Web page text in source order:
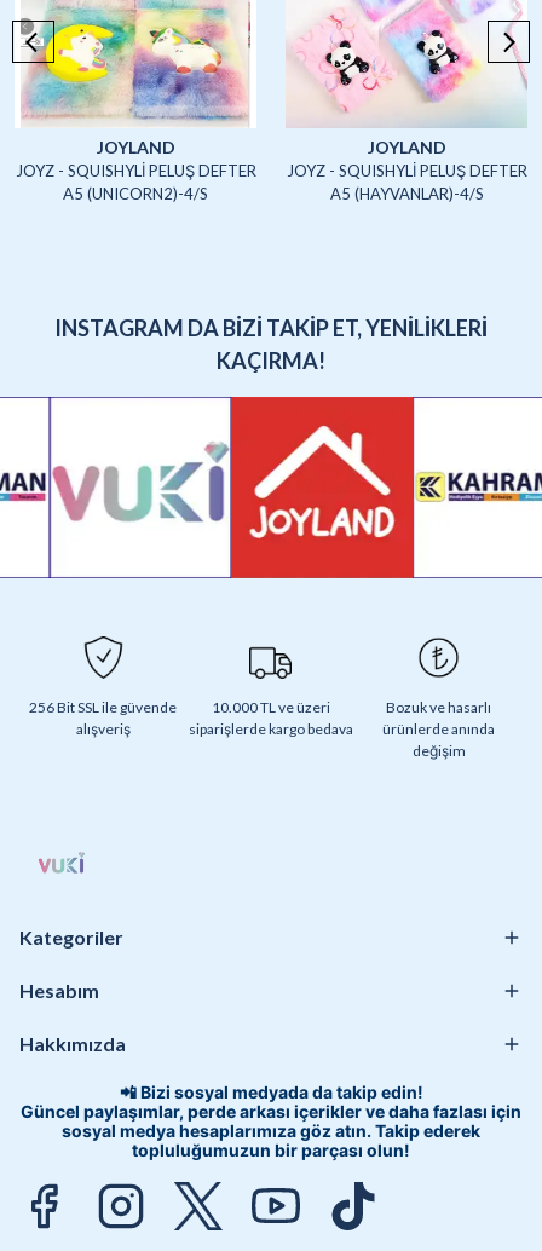
JOYLAND
JOYZ - SQUISHYLİ PELUŞ DEFTER
A5 (UNICORN2)-4/S
JOYLAND
JOYZ - SQUISHYLİ PELUŞ DEFTER
A5 (HAYVANLAR)-4/S
INSTAGRAM DA BİZİ TAKİP ET, YENİLİKLERİ
KAÇIRMA!
256 Bit SSL ile güvende
alışveriş
10.000 TL ve üzeri
siparişlerde kargo bedava
Bozuk ve hasarlı
ürünlerde anında
değişim
Kategoriler
Hesabım
Hakkımızda
📲 Bizi sosyal medyada da takip edin!
Güncel paylaşımlar, perde arkası içerikler ve daha fazlası için
sosyal medya hesaplarımıza göz atın. Takip ederek
topluluğumuzun bir parçası olun!